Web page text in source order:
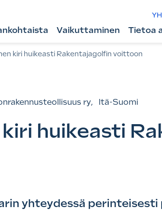
Vaikuttaminen Tietoa
kiri huikeasti Rakentajagolfin voittoon
ry, Itä-Suomi
huikeasti
yhteydessä